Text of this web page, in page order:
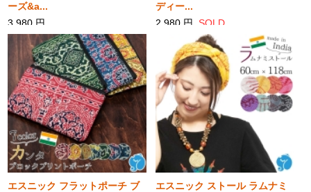
ーズ&a...
3,980 円
SOLD
ディー...
2,980 円 SOLD
エスニック フラットポーチ ブ
エスニック ストール ラムナミ